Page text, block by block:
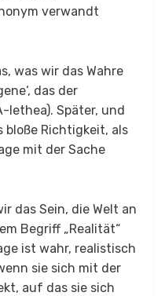
verwandt
was wir das Wahre
das der
lethea). Später, und
bloße Richtigkeit, als
mit der Sache
das Sein, die Welt an
Begriff „Realität“
ist wahr, realistisch
sie sich mit der
auf das sie sich